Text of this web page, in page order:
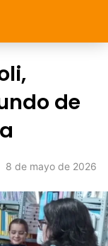
de
8 de mayo de 2026